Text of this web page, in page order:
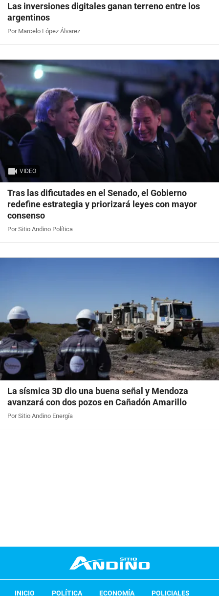
Las inversiones digitales ganan terreno entre los
argentinos
Por Marcelo López Álvarez
VIDEO
Tras las dificutades en el Senado, el Gobierno
redefine estrategia y priorizará leyes con mayor
consenso
Por Sitio Andino Política
La sísmica 3D dio una buena señal y Mendoza
avanzará con dos pozos en Cañadón Amarillo
Por Sitio Andino Energía
INICIO POLÍTICA ECONOMÍA POLICIALES